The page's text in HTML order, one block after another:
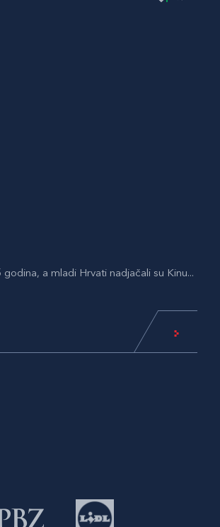
a mladi Hrvati nadjačali su Kinu...